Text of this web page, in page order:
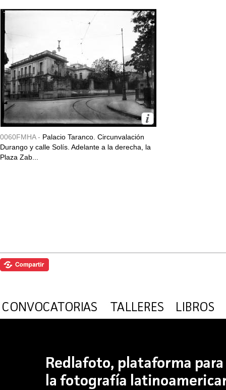
0060FMHA - Palacio Taranco. Circunvalación
Durango y calle Solís. Adelante a la derecha, la
Plaza Zab...